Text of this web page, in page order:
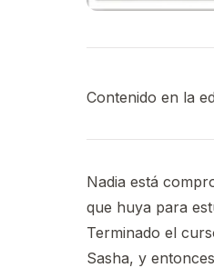
Contenido en la
Nadia está
que huya para
Terminado el
Sasha, y